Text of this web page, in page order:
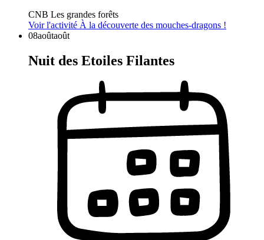
CNB Les grandes forêts
Voir l'activité À la découverte des mouches-dragons !
08aoûtaoût
Nuit des Etoiles Filantes